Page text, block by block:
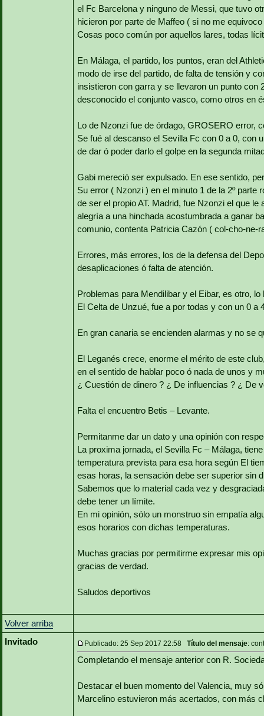
el Fc Barcelona y ninguno de Messi, que tuvo
hicieron por parte de Maffeo ( si no me equivoco
Cosas poco común por aquellos lares, todas
En Málaga, el partido, los puntos, eran del
modo de irse del partido, de falta de tensión y
insistieron con garra y se llevaron un punto con
desconocido el conjunto vasco, como otros en
Lo de Nzonzi fue de órdago, GROSERO error,
Se fué al descanso el Sevilla Fc con 0 a 0, con
de dar ó poder darlo el golpe en la segunda
Gabi mereció ser expulsado. En ese sentido,
Su error ( Nzonzi ) en el minuto 1 de la 2º
de ser el propio AT. Madrid, fue Nzonzi el que
alegría a una hinchada acostumbrada a ganar
comunio, contenta Patricia Cazón ( col-cho-ne-
Errores, más errores, los de la defensa del
desaplicaciones ó falta de atención.
Problemas para Mendilibar y el Eibar, es otro, lo
El Celta de Unzué, fue a por todas y con un 0
En gran canaria se encienden alarmas y no se
El Leganés crece, enorme el mérito de este
en el sentido de hablar poco ó nada de unos y
¿ Cuestión de dinero ? ¿ De influencias ? ¿ De
Falta el encuentro Betis – Levante.
Permitanme dar un dato y una opinión con
La proxima jornada, el Sevilla Fc – Málaga,
temperatura prevista para esa hora según El
esas horas, la sensación debe ser superior sin
Sabemos que lo material cada vez y
debe tener un límite.
En mi opinión, sólo un monstruo sin empatía
esos horarios con dichas temperaturas.
Muchas gracias por permitirme expresar mis
gracias de verdad.
Saludos deportivos
Volver arriba
Invitado
Publicado: 25 Sep 2017 22:58 Título del mensaje:
Completando el mensaje anterior con R.
Destacar el buen momento del Valencia, muy
Marcelino estuvieron más acertados, con más